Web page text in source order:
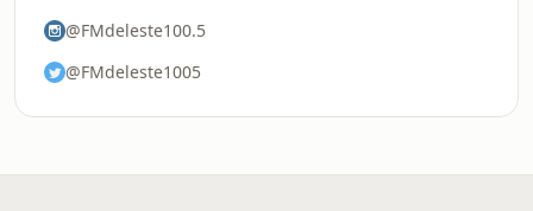
@FMdeleste100.5
@FMdeleste1005